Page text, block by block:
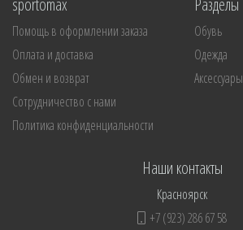
sportomax
Помощь в оформлении заказа
Оплата и доставка
Обмен и возврат
Сотрудничество с нами
Политика конфиденциальности
Разделы
Обувь
Одежда
Аксессуары
Наши контакты
Красноярск
+7 (923) 286 67 58